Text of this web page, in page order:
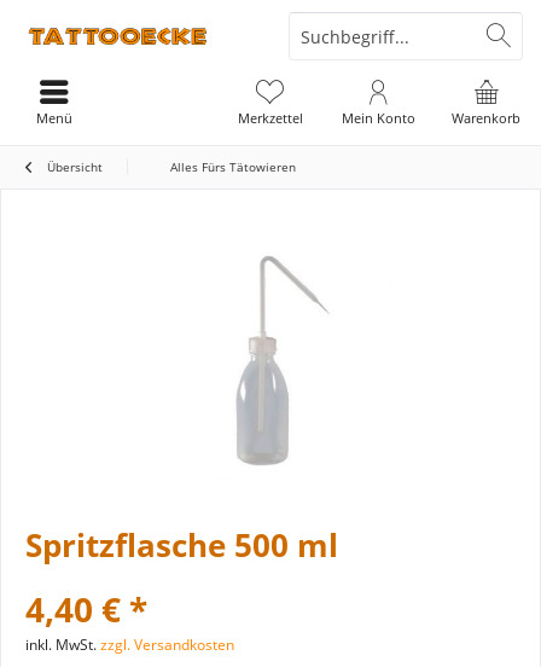
Warenkorb
Merkzettel Mein Konto
Menü
Übersicht Alles Fürs Tätowieren
Spritzflasche 500 ml
4,40 € *
inkl. MwSt.zzgl. Versandkosten